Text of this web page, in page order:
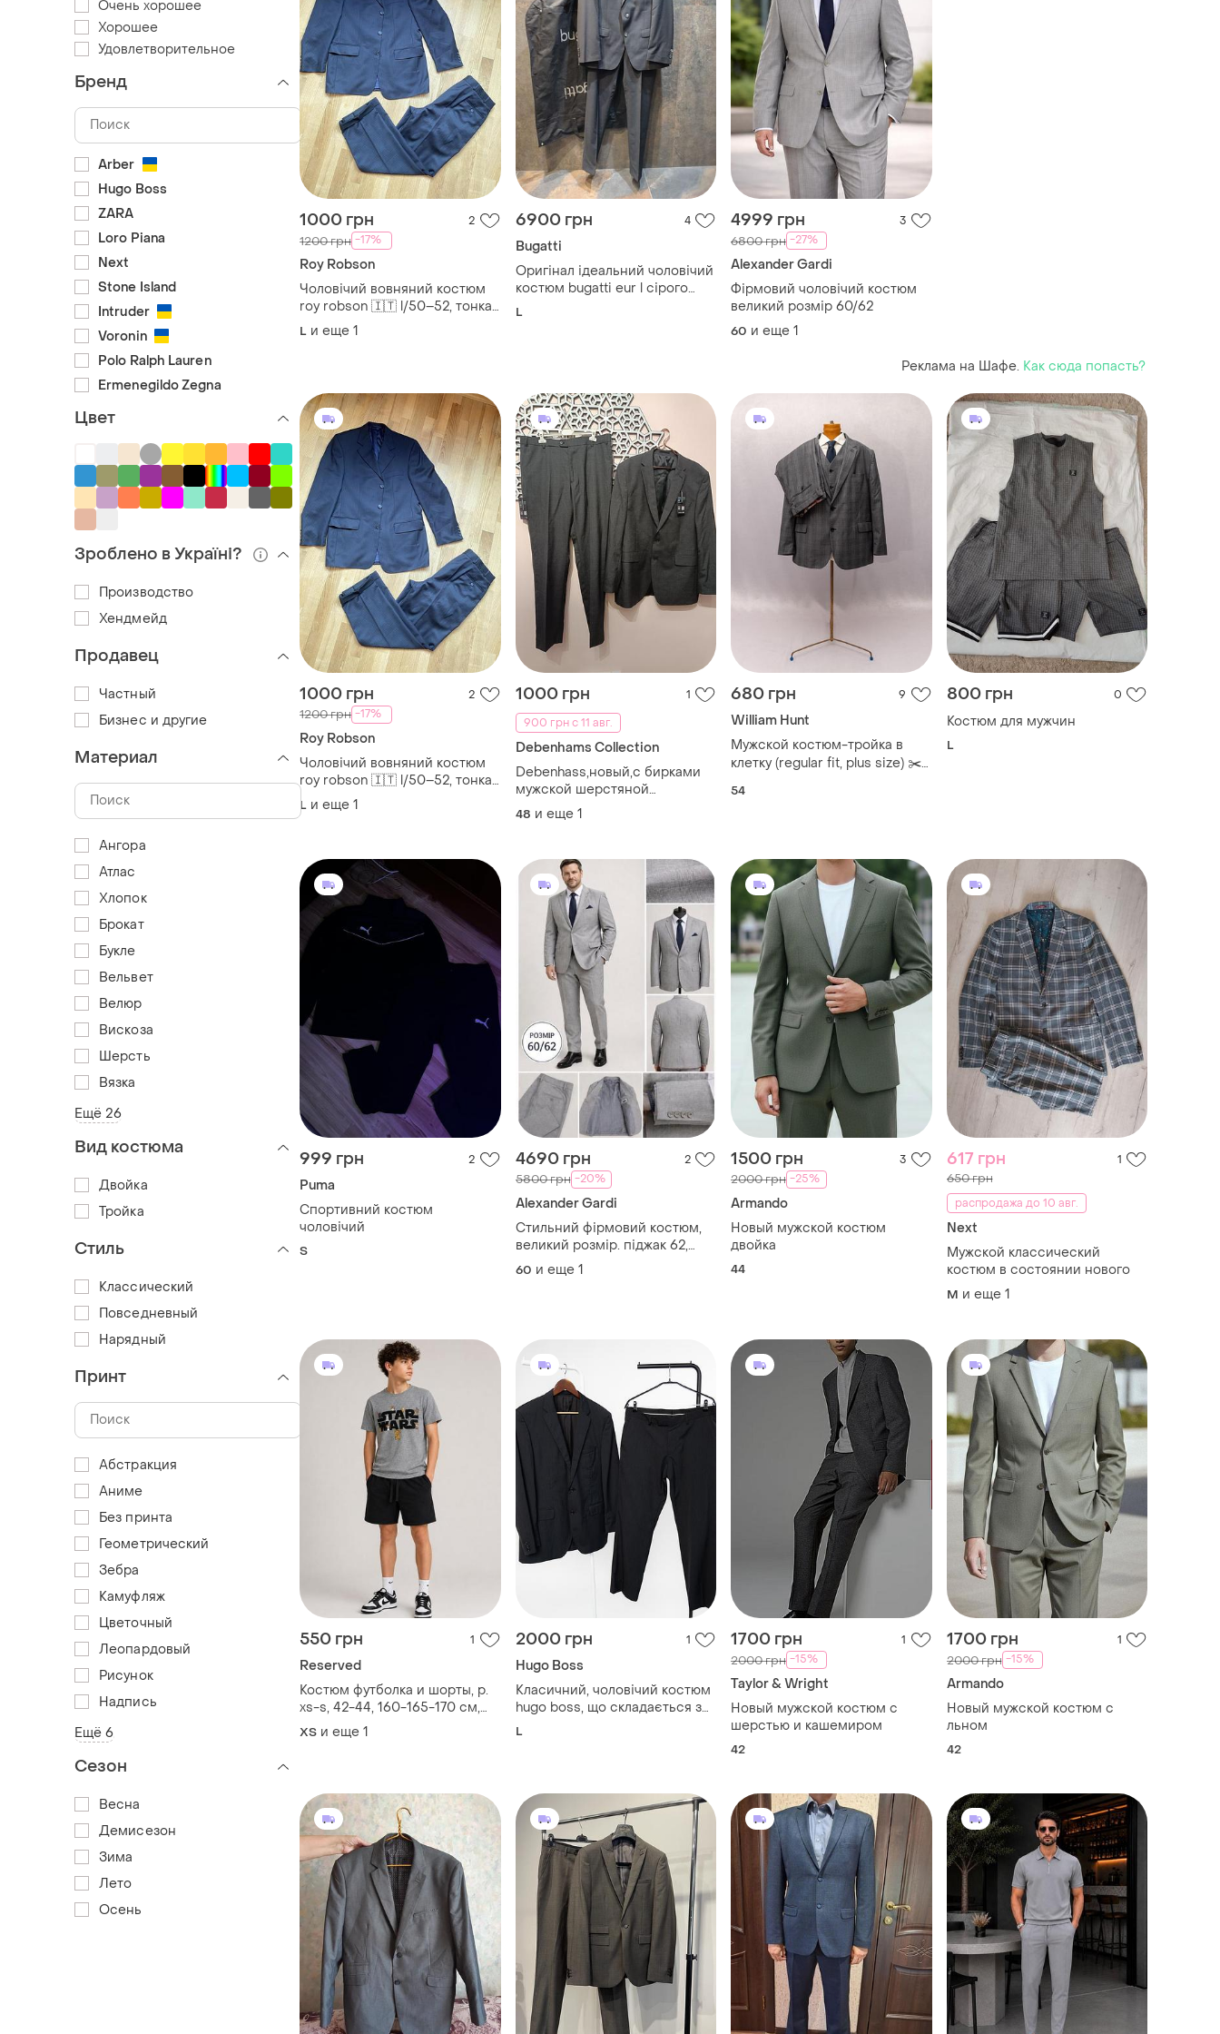
1000 грн 2
1200 грн -17%
Roy Robson
Чоловічий вовняний костюм
roy robson 🇮🇹 l/50–52, тонка
шерсть
L и еще 1
6900 грн 4
Bugatti
Оригінал ідеальний чоловічий
костюм bugatti eur l сірого
кольору
L
4999 грн 3
6800 грн -27%
Alexander Gardi
Фірмовий чоловічий костюм
великий розмір 60/62
60 и еще 1
Реклама на Шафе. Как сюда попасть?
1000 грн 2
1200 грн -17%
Roy Robson
Чоловічий вовняний костюм
roy robson 🇮🇹 l/50–52, тонка
шерсть
L и еще 1
1000 грн
1
900 грн с 11 авг.
Debenhams Collection
Debenhass,новый,с бирками
мужской шерстяной
костюм,верх 56,низ 48
48 и еще 1
680 грн 9
William Hunt
Мужской костюм-тройка в
клетку (regular fit, plus size) ✂️
william hunt📍размер 54r
54
800 грн 0
Костюм для мужчин
L
999 грн 2
Puma
Спортивний костюм
чоловічий
S
4690 грн 2
5800 грн -20%
Alexander Gardi
Стильний фірмовий костюм,
великий розмір. піджак 62,
штани 60
60 и еще 1
1500 грн 3
2000 грн -25%
Armando
Новый мужской костюм
двойка
44
617 грн 1
650 грн
распродажа до 10 авг.
Next
Мужской классический
костюм в состоянии нового
M и еще 1
550 грн 1
Reserved
Костюм футболка и шорты, р.
xs-s, 42-44, 160-165-170 см,
star wars, reserved
XS и еще 1
2000 грн 1
Hugo Boss
Класичний, чоловічий костюм
hugo boss, що складається з
піджака та брюк. виготовлений
L
1700 грн 1
2000 грн -15%
​Taylor & Wright
Новый мужской костюм с
шерстью и кашемиром
42
1700 грн 1
2000 грн -15%
Armando
Новый мужской костюм с
льном
42
Очень хорошее
Хорошее
Удовлетворительное
Бренд
Arber
Hugo Boss
ZARA
Loro Piana
Next
Stone Island
Intruder
Voronin
Polo Ralph Lauren
Ermenegildo Zegna
Цвет
Зроблено в Україні?
Производство
Хендмейд
Продавец
Частный
Бизнес и другие
Материал
Ангора
Атлас
Хлопок
Брокат
Букле
Вельвет
Велюр
Вискоза
Шерсть
Вязка
Ещё 26
Вид костюма
Двойка
Тройка
Стиль
Классический
Повседневный
Нарядный
Принт
Абстракция
Аниме
Без принта
Геометрический
Зебра
Камуфляж
Цветочный
Леопардовый
Рисунок
Надпись
Ещё 6
Сезон
Весна
Демисезон
Зима
Лето
Осень